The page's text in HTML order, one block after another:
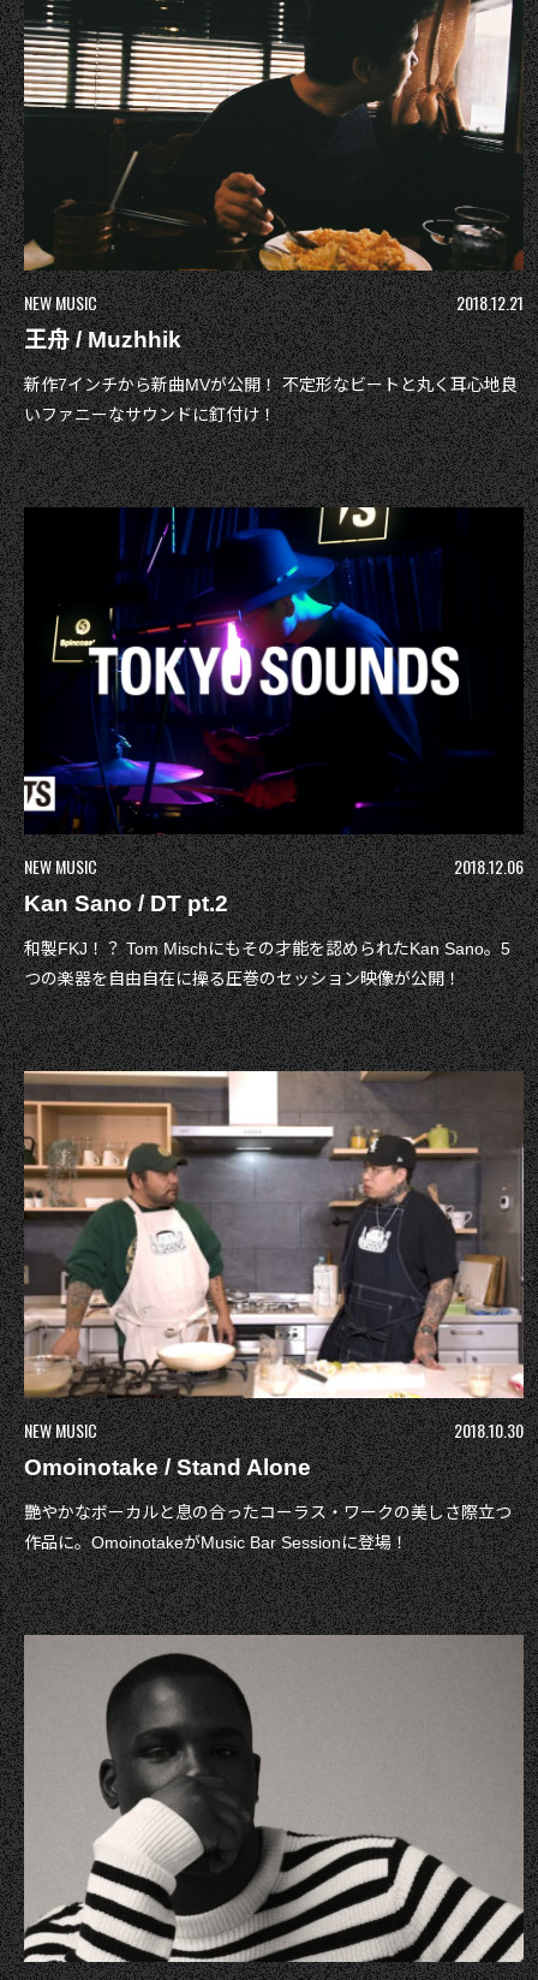
NEW MUSIC
2018.12.21
王舟 / Muzhhik
新作7インチから新曲MVが公開！ 不定形なビートと丸く耳心地良
いファニーなサウンドに釘付け！
NEW MUSIC
2018.12.06
Kan Sano / DT pt.2
和製FKJ！？ Tom Mischにもその才能を認められたKan Sano。5
つの楽器を自由自在に操る圧巻のセッション映像が公開！
NEW MUSIC
2018.10.30
Omoinotake / Stand Alone
艷やかなボーカルと息の合ったコーラス・ワークの美しさ際立つ
作品に。OmoinotakeがMusic Bar Sessionに登場！